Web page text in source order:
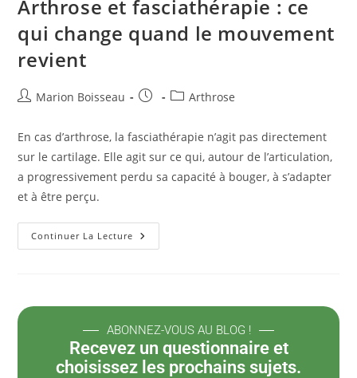
Arthrose et fasciathérapie : ce
qui change quand le mouvement
revient
Marion Boisseau Arthrose
En cas d’arthrose, la fasciathérapie n’agit pas directement
sur le cartilage. Elle agit sur ce qui, autour de l’articulation,
a progressivement perdu sa capacité à bouger, à s’adapter
et à être perçu.
Continuer La Lecture
ABONNEZ-VOUS AU BLOG !
Recevez un questionnaire et
choisissez les prochains sujets.